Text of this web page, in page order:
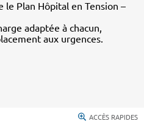
le Plan Hôpital en Tension –
adaptée à chacun,
aux urgences.
ACCÈS RAPIDES